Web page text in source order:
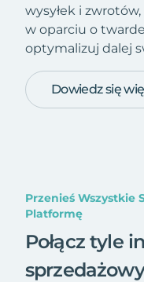
wysyłek i
w oparciu o
optymalizuj dalej
Dowiedz się
Przenieś Wszystkie
Platformę
Połącz tyle